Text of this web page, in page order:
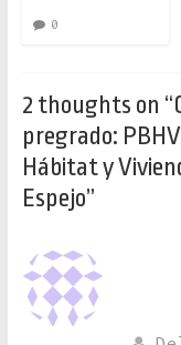
0
2 thoughts on “
pregrado:
Hábitat y
Espejo”